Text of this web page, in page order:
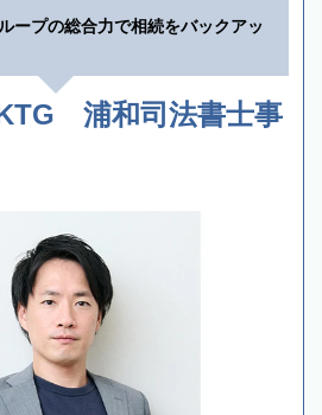
ープの総合力で相続をバックアッ
浦和司法書士事